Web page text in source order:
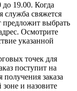
до 19.00. Когда
служба свяжется
предложит выбрать
Осмотрите
указанной
точек для
поступит на
заказа
зоне и назовите